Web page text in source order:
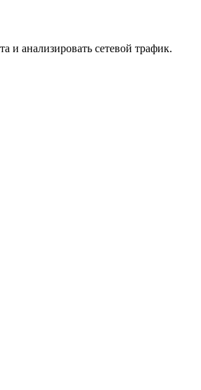
и анализировать сетевой трафик.